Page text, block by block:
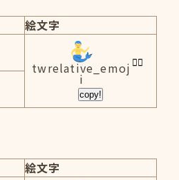
絵文字
twrelative_emoj
i
copy!
絵文字